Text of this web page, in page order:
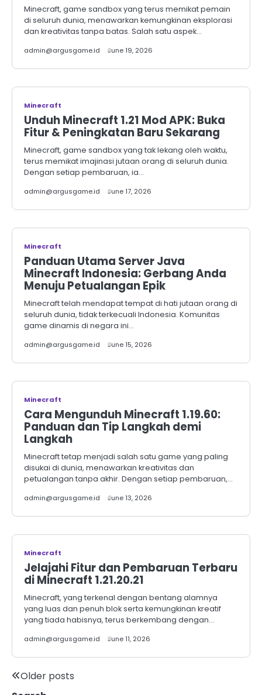
Minecraft, game sandbox yang terus memikat pemain
di seluruh dunia, menawarkan kemungkinan eksplorasi
dan kreativitas tanpa batas. Salah satu aspek…
admin@argusgame.id June 19, 2026
Minecraft
Unduh Minecraft 1.21 Mod APK: Buka
Fitur & Peningkatan Baru Sekarang
Minecraft, game sandbox yang tak lekang oleh waktu,
terus memikat imajinasi jutaan orang di seluruh dunia.
Dengan setiap pembaruan, ia…
admin@argusgame.id June 17, 2026
Minecraft
Panduan Utama Server Java
Minecraft Indonesia: Gerbang Anda
Menuju Petualangan Epik
Minecraft telah mendapat tempat di hati jutaan orang di
seluruh dunia, tidak terkecuali Indonesia. Komunitas
game dinamis di negara ini…
admin@argusgame.id June 15, 2026
Minecraft
Cara Mengunduh Minecraft 1.19.60:
Panduan dan Tip Langkah demi
Langkah
Minecraft tetap menjadi salah satu game yang paling
disukai di dunia, menawarkan kreativitas dan
petualangan tanpa akhir. Dengan setiap pembaruan,…
admin@argusgame.id June 13, 2026
Minecraft
Jelajahi Fitur dan Pembaruan Terbaru
di Minecraft 1.21.20.21
Minecraft, yang terkenal dengan bentang alamnya
yang luas dan penuh blok serta kemungkinan kreatif
yang tiada habisnya, terus berkembang dengan…
admin@argusgame.id June 11, 2026
Posts
Older posts